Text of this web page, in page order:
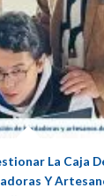
La Caja
Y